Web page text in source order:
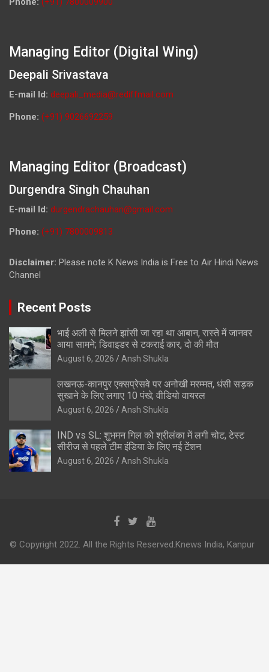
Managing Editor (Digital Wing)
Deepali Srivastava
E-mail Id: deepali_media@rediffmail.com
Phone: (+91) 9026692259
Managing Editor (Broadcast)
Durgendra Singh Chauhan
E-mail Id: durgendrachauhan@gmail.com
Phone: (+91) 7800009813
Disclaimer: Please note K News India is Free to Air Hindi News
Channel
Recent Posts
भाई अली से मिलने झांसी जा रहा था आबान, रास्ते में जानवर
आया सामने; डिवाइडर से टकराई कार, दो की मौत
August 6, 2026 Ansh Shukla
लखनऊ-कानपुर एक्सप्रेसवे पर अनोखी मरम्मत, धंसी सड़क
सुखाने के लिए लगाए 10 पंखे; वीडियो वायरल
August 6, 2026 Ansh Shukla
IND vs SL: शुभमन गिल को श्रीलंका में लगी चोट, टेस्ट
सीरीज से पहले टीम इंडिया के लिए नई टेंशन
August 6, 2026 Ansh Shukla
© Copyright 2022. All the Rights Reserved.Knews India, Kanpur